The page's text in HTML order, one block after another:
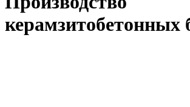
керамзитобетонных